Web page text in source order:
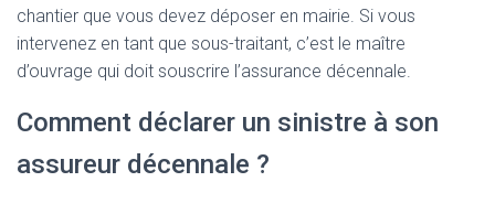
chantier que vous devez déposer en mairie. Si vous
intervenez en tant que sous-traitant, c’est le maître
d’ouvrage qui doit souscrire l’assurance décennale.
Comment déclarer un sinistre à son
assureur décennale ?